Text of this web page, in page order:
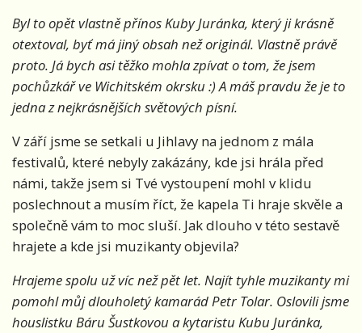
Byl to opět vlastně přínos Kuby Juránka, který ji krásně
otextoval, byť má jiný obsah než originál. Vlastně právě
proto. Já bych asi těžko mohla zpívat o tom, že jsem
pochůzkář ve Wichitském okrsku :) A máš pravdu že je to
jedna z nejkrásnějších světových písní.
V září jsme se setkali u Jihlavy na jednom z mála
festivalů, které nebyly zakázány, kde jsi hrála před
námi, takže jsem si Tvé vystoupení mohl v klidu
poslechnout a musím říct, že kapela Ti hraje skvěle a
společně vám to moc sluší. Jak dlouho v této sestavě
hrajete a kde jsi muzikanty objevila?
Hrajeme spolu už víc než pět let. Najít tyhle muzikanty mi
pomohl můj dlouholetý kamarád Petr Tolar. Oslovili jsme
houslistku Báru Šustkovou a kytaristu Kubu Juránka,